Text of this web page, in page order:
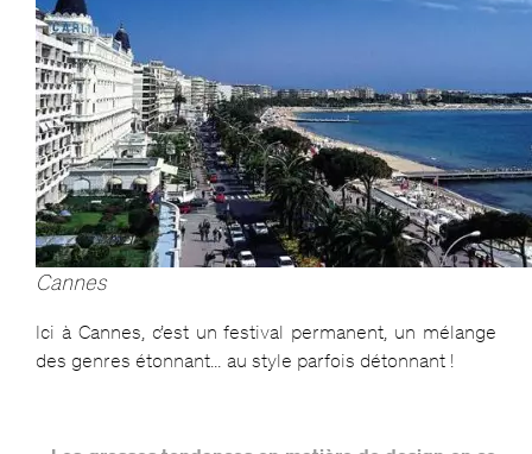
Cannes
Ici à Cannes, c’est un festival permanent, un mélange
des genres étonnant… au style parfois détonnant !